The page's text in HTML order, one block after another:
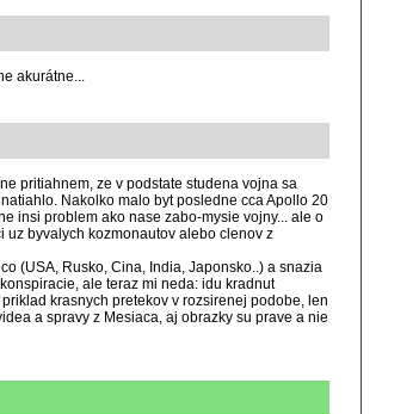
akurátne...
pritiahnem, ze v podstate studena vojna sa
Nakolko malo byt posledne cca Apollo 20
insi problem ako nase zabo-mysie vojny... ale o
uz byvalych kozmonautov alebo clenov z
(USA, Rusko, Cina, India, Japonsko..) a snazia
ale teraz mi neda: idu kradnut
krasnych pretekov v rozsirenej podobe, len
a spravy z Mesiaca, aj obrazky su prave a nie